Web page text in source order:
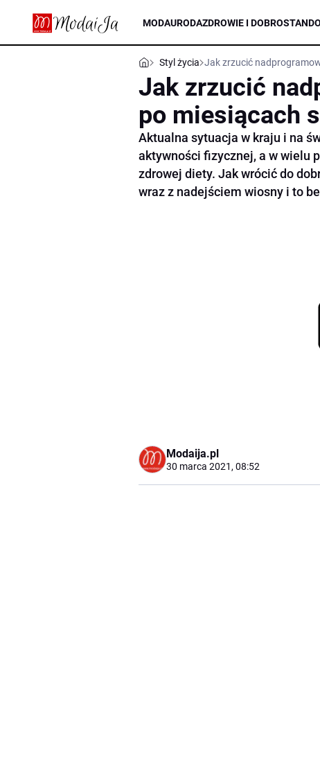
MODAURODAZDROWIE I DOBROSTAN
Styl życia Jak zrzucić
Jak zrzucić
po miesiącach
Aktualna sytuacja w kraju i na
aktywności fizycznej, a w wielu
zdrowej diety. Jak wrócić do
wraz z nadejściem wiosny i to
Modaija.pl
30 marca 2021, 08:52